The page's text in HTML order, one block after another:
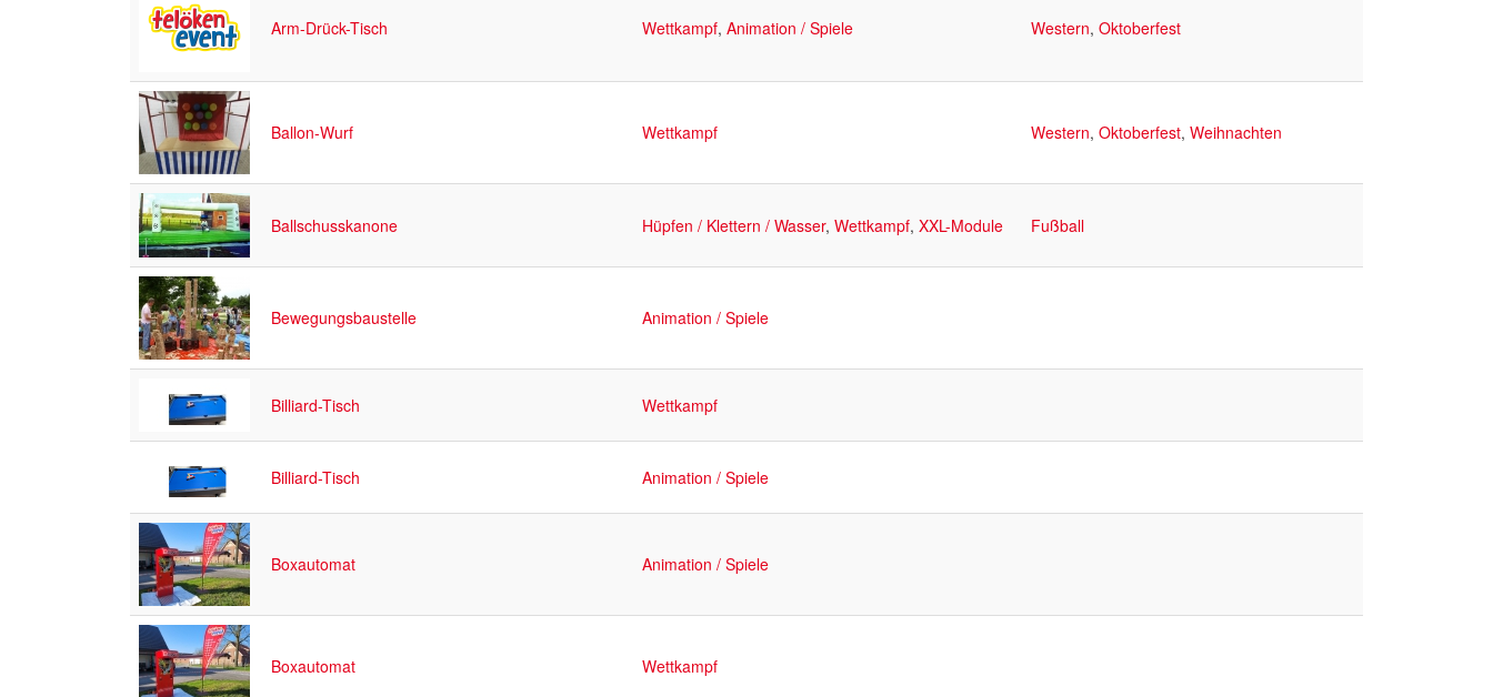
Arm-Drück-Tisch Wettkampf, Animation / Spiele Western, Oktoberfest
Ballon-Wurf Wettkampf Western, Oktoberfest, Weihnachten
Ballschusskanone Hüpfen / Klettern / Wasser, Wettkampf, XXL-Module Fußball
Bewegungsbaustelle Animation / Spiele
Billiard-Tisch Wettkampf
Billiard-Tisch Animation / Spiele
Boxautomat Animation / Spiele
Boxautomat Wettkampf